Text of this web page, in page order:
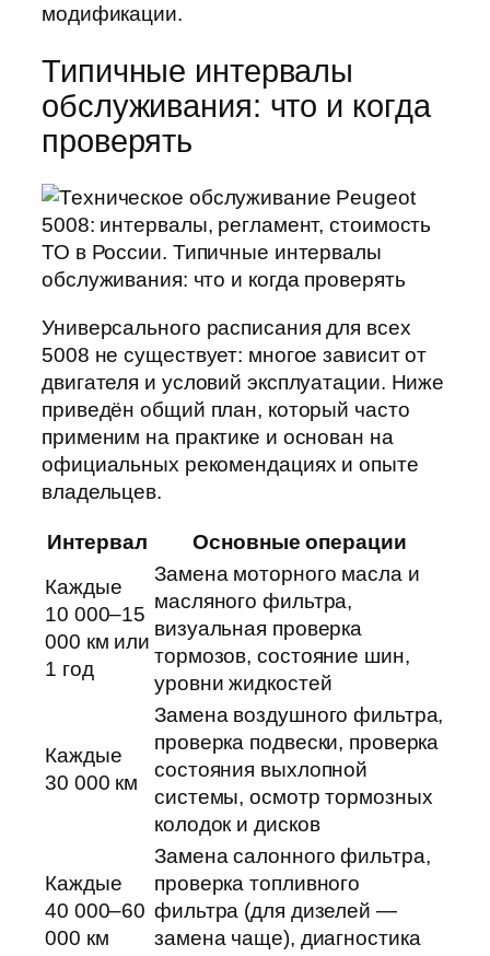
модификации.
Типичные интервалы
обслуживания: что и когда
проверять
Универсального расписания для всех
5008 не существует: многое зависит от
двигателя и условий эксплуатации. Ниже
приведён общий план, который часто
применим на практике и основан на
официальных рекомендациях и опыте
владельцев.
Интервал
Основные операции
Каждые
10 000–15
000 км или
1 год
Замена моторного масла и
масляного фильтра,
визуальная проверка
тормозов, состояние шин,
уровни жидкостей
Каждые
30 000 км
Замена воздушного фильтра,
проверка подвески, проверка
состояния выхлопной
системы, осмотр тормозных
колодок и дисков
Каждые
40 000–60
000 км
Замена салонного фильтра,
проверка топливного
фильтра (для дизелей —
замена чаще), диагностика